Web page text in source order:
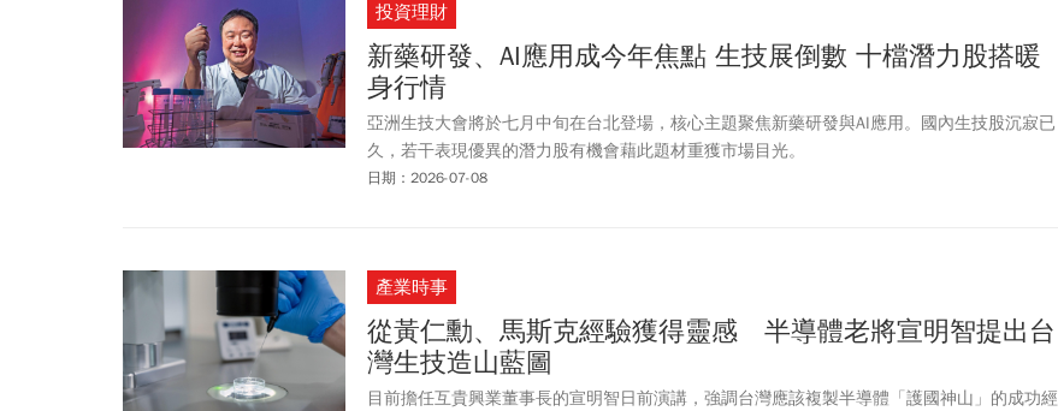
投資理財
新藥研發、AI應用成今年焦點 生技展倒數 十檔潛力股搭暖
身行情
亞洲生技大會將於七月中旬在台北登場，核心主題聚焦新藥研發與AI應用。國內生技股沉寂已
久，若干表現優異的潛力股有機會藉此題材重獲市場目光。
日期：2026-07-08
產業時事
從黃仁勳、馬斯克經驗獲得靈感 半導體老將宣明智提出台
灣生技造山藍圖
目前擔任互貴興業董事長的宣明智日前演講，強調台灣應該複製半導體「護國神山」的成功經